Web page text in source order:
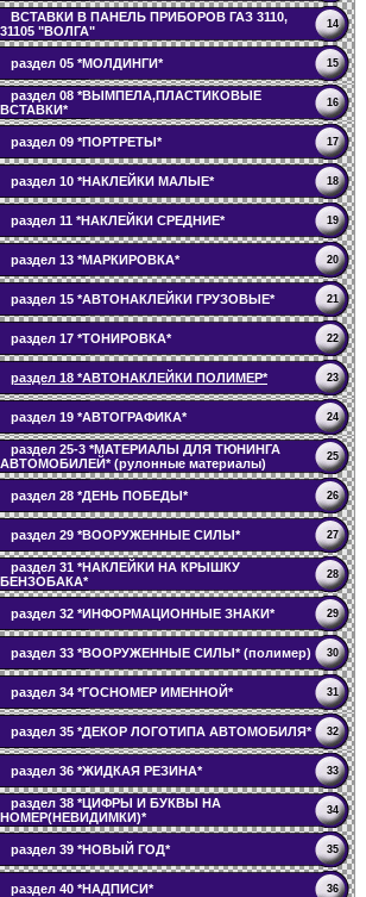
ВСТАВКИ В ПАНЕЛЬ ПРИБОРОВ ГАЗ 3110,
31105 "ВОЛГА"
14
раздел 05 *МОЛДИНГИ* 15
раздел 08 *ВЫМПЕЛА,ПЛАСТИКОВЫЕ
ВСТАВКИ*
16
раздел 09 *ПОРТРЕТЫ* 17
раздел 10 *НАКЛЕЙКИ МАЛЫЕ* 18
раздел 11 *НАКЛЕЙКИ СРЕДНИЕ* 19
раздел 13 *МАРКИРОВКА* 20
раздел 15 *АВТОНАКЛЕЙКИ ГРУЗОВЫЕ* 21
раздел 17 *ТОНИРОВКА* 22
раздел 18 *АВТОНАКЛЕЙКИ ПОЛИМЕР* 23
раздел 19 *АВТОГРАФИКА* 24
раздел 25-3 *МАТЕРИАЛЫ ДЛЯ ТЮНИНГА
АВТОМОБИЛЕЙ* (рулонные материалы)
25
раздел 28 *ДЕНЬ ПОБЕДЫ* 26
раздел 29 *ВООРУЖЕННЫЕ СИЛЫ* 27
раздел 31 *НАКЛЕЙКИ НА КРЫШКУ
БЕНЗОБАКА*
28
раздел 32 *ИНФОРМАЦИОННЫЕ ЗНАКИ* 29
раздел 33 *ВООРУЖЕННЫЕ СИЛЫ* (полимер) 30
раздел 34 *ГОСНОМЕР ИМЕННОЙ* 31
раздел 35 *ДЕКОР ЛОГОТИПА АВТОМОБИЛЯ* 32
раздел 36 *ЖИДКАЯ РЕЗИНА* 33
раздел 38 *ЦИФРЫ И БУКВЫ НА
НОМЕР(НЕВИДИМКИ)*
34
раздел 39 *НОВЫЙ ГОД* 35
раздел 40 *НАДПИСИ* 36